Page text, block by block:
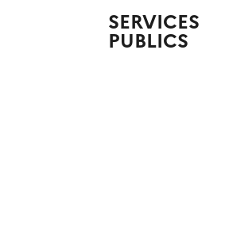
SERVICES
PUBLICS